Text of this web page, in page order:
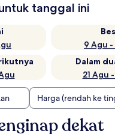
tanggal ini
9 Agu -
Dalam
21 Agu
Harga (rendah ke
dekat